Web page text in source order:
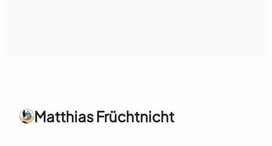
Matthias Früchtnicht